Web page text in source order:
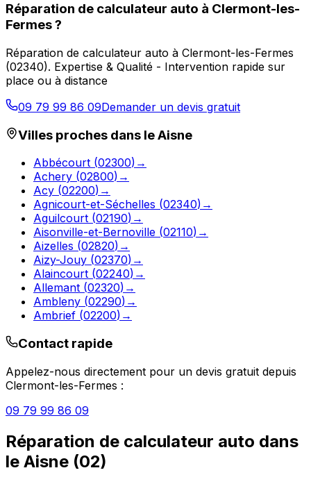
Réparation de calculateur auto à Clermont-les-
Fermes?
Réparation de calculateur auto à Clermont-les-Fermes
(02340). Expertise & Qualité - Intervention rapide sur
place ou à distance
09 79 99 86 09Demander un devis gratuit
Villes proches dans leAisne
Abbécourt (02300) →
Achery (02800) →
Acy (02200) →
Agnicourt-et-Séchelles (02340) →
Aguilcourt (02190) →
Aisonville-et-Bernoville (02110) →
Aizelles (02820) →
Aizy-Jouy (02370) →
Alaincourt (02240) →
Allemant (02320) →
Ambleny (02290) →
Ambrief (02200) →
Contact rapide
Appelez-nous directement pour un devis gratuit depuis
Clermont-les-Fermes :
09 79 99 86 09
Réparation de calculateur auto dans
le Aisne (02)